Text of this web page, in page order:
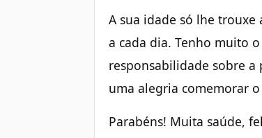
A sua idade só lhe trouxe
a cada dia. Tenho muito
responsabilidade sobre a
uma alegria comemorar
Parabéns! Muita saúde,